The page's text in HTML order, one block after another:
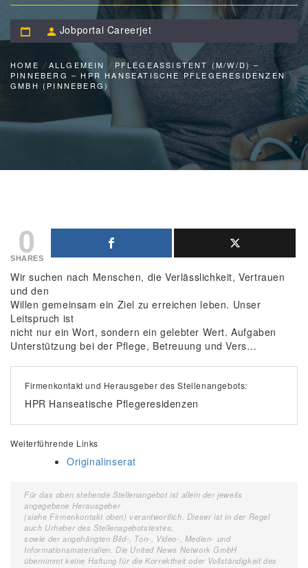
Jobportal Careerjet
HOME ALLGEMEIN
PFLEGEASSISTENT (M/W/D) –
PINNEBERG – HPR HANSEATISCHE PFLEGERESIDENZEN
GMBH (PINNEBERG)
0
SHARES
Wir suchen nach Menschen, die Verlässlichkeit, Vertrauen
und den
Willen gemeinsam ein Ziel zu erreichen leben. Unser
Leitspruch ist
nicht nur ein Wort, sondern ein gelebter Wert. Aufgaben
Unterstützung bei der Pflege, Betreuung und Vers…
Firmenkontakt und Herausgeber des Stellenangebots:
HPR Hanseatische Pflegeresidenzen
Weiterführende Links
Originalinserat
Für das oben stehende Stellenangebot ist allein der jeweils
angegebene Herausgeber
(siehe Firmenkontakt oben) verantwortlich. Dieser ist in der Regel
auch Urheber des Stellenagebotstextes,
sowie der angehängten Bild-, Ton-, Video-, Medien- und
Informationsmaterialien. Die United News Network GmbH
übernimmt keine Haftung für die Korrektheit oder Vollständigkeit des